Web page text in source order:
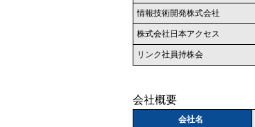
情報技術開発株式会社
株式会社日本アクセス
リンク社員持株会
会社概要
会社名